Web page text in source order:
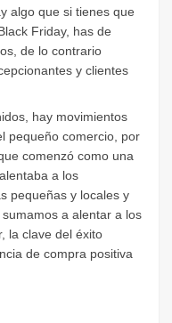
algo que si tienes que
Friday, has de
de lo contrario
y clientes
hay movimientos
pequeño comercio, por
comenzó como una
a los
pequeñas y locales y
a alentar a los
la clave del éxito
de compra positiva